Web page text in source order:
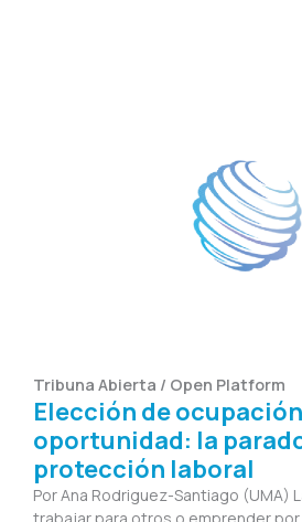
Tribuna Abierta / Open Platform
Elección de
oportunidad: la
protección laboral
Por Ana Rodriguez-Santiago (UMA)